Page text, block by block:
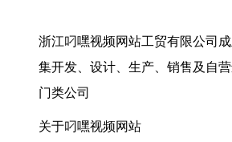
浙江叼嘿视频网站工贸有限公司
集开发、设计、生产、销售及自
门类公司
关于叼嘿视频网站